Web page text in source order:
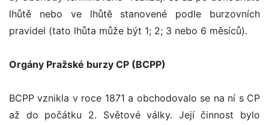
lhůtě nebo ve lhůtě stanovené podle burzovních
pravidel (tato lhůta může být 1; 2; 3 nebo 6 měsíců).
Orgány Pražské burzy CP (BCPP)
BCPP vznikla v roce 1871 a obchodovalo se na ní s CP
až do počátku 2. Světové války. Její činnost bylo